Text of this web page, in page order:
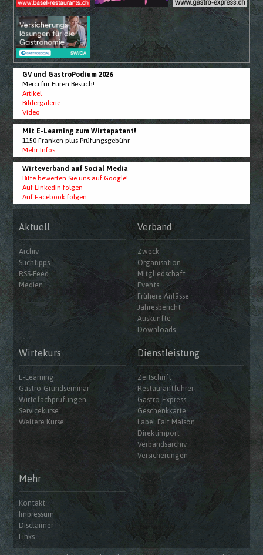
GV und GastroPodium 2026
Merci für Euren Besuch!
Artikel
Bildergalerie
Video
Mit E-Learning zum Wirtepatent!
1150 Franken plus Prüfungsgebühr
Mehr Infos
Wirteverband auf Social Media
Bitte bewerten Sie uns auf Google!
Auf Linkedin folgen
Auf Facebook folgen
Aktuell
Archiv
Suchtipps
RSS-Feed
Medien
Verband
Zweck
Organisation
Mitgliedschaft
Events
Frühere Anlässe
Jahresbericht
Auskünfte
Downloads
Wirtekurs
E-Learning
Gastro-Grundseminar
Wirtefachprüfungen
Servicekurse
Weitere Kurse
Dienstleistung
Zeitschrift
Restaurantführer
Gastro-Express
Geschenkkarte
Label Fait Maison
Direktimport
Verbandsarchiv
Versicherungen
Mehr
Kontakt
Impressum
Disclaimer
Links